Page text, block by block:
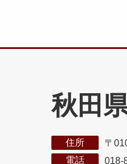
秋田
住所
〒
電話
018-